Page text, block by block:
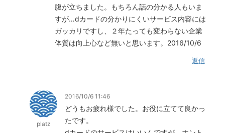
腹が立ちました。もちろん話の分かる人もいま
すが…dカードの分かりにくいサービス内容には
ガッカリですし、２年たっても変わらない企業
体質は向上心など無いと思います。2016/10/6
返信
platz
2016/10/6 11:46
どうもお疲れ様でした。お役に立てて良かっ
たです。